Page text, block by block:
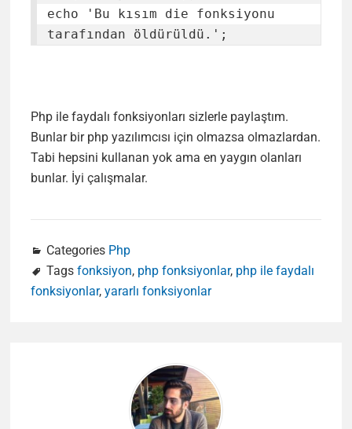
echo 'Bu kısım die fonksiyonu
tarafından öldürüldü.';
Php ile faydalı fonksiyonları sizlerle paylaştım.
Bunlar bir php yazılımcısı için olmazsa olmazlardan.
Tabi hepsini kullanan yok ama en yaygın olanları
bunlar. İyi çalışmalar.
Categories Php
Tags fonksiyon, php fonksiyonlar, php ile faydalı
fonksiyonlar, yararlı fonksiyonlar